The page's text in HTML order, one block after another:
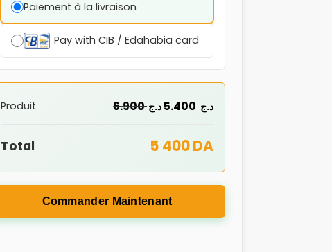
Paiement à la livraison
Pay with CIB / Edahabia card
Produit 6.900 د.ج 5.400 د.ج
Total 5 400 DA
Commander Maintenant